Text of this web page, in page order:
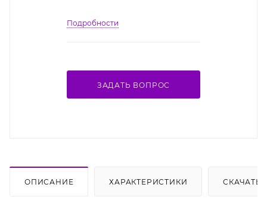
Подробности
ЗАДАТЬ ВОПРОС
ОПИСАНИЕ ХАРАКТЕРИСТИКИ СКАЧАТЬ